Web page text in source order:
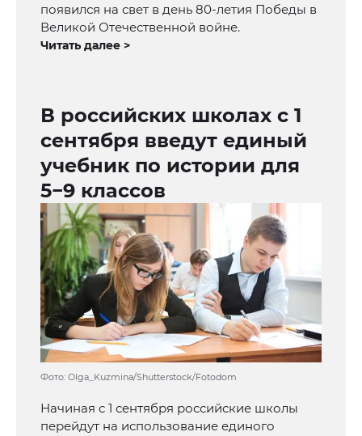
появился на свет в день 80-летия Победы в
Великой Отечественной войне.
Читать далее >
В российских школах с 1
сентября введут единый
учебник по истории для
5−9 классов
Фото: Olga_Kuzmina/Shutterstock/Fotodom
Начиная с 1 сентября российские школы
перейдут на использование единого